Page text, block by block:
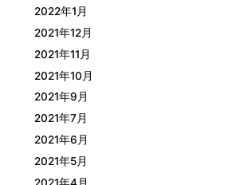
2022年1月
2021年12月
2021年11月
2021年10月
2021年9月
2021年7月
2021年6月
2021年5月
2021年4月